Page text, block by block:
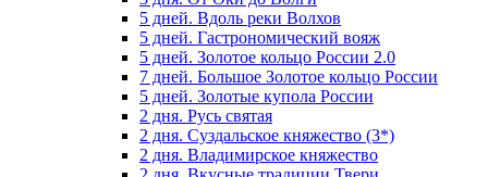
5 дней. Вдоль реки Волхов
5 дней. Гастрономический вояж
5 дней. Золотое кольцо России 2.0
7 дней. Большое Золотое кольцо России
5 дней. Золотые купола России
2 дня. Русь святая
2 дня. Суздальское княжество (3*)
2 дня. Владимирское княжество